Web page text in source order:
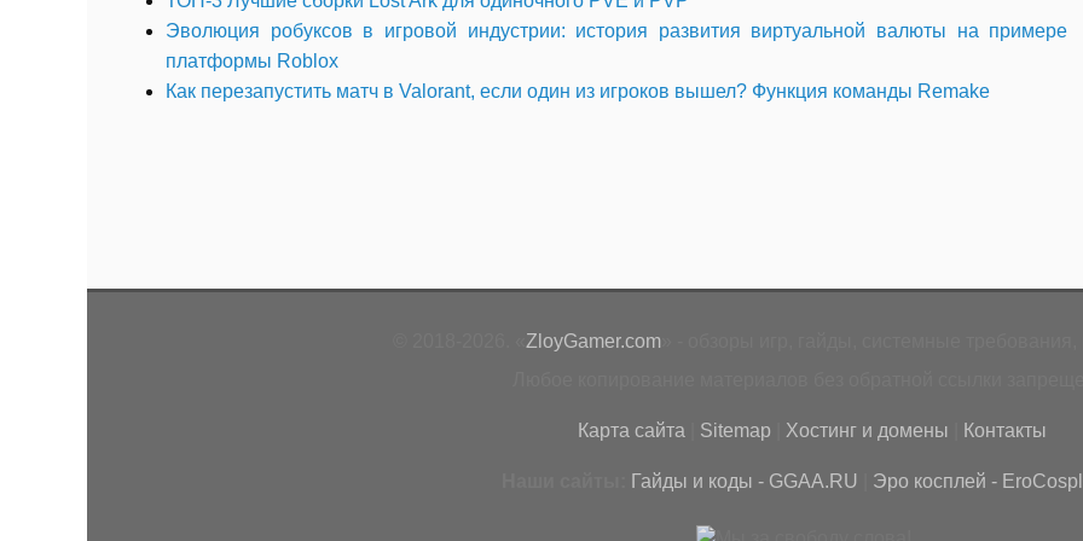
Эволюция робуксов в игровой индустрии: история развития виртуальной валюты на примере
платформы Roblox
Как перезапустить матч в Valorant, если один из игроков вышел? Функция команды Remake
ZloyGamer.com» - обзоры игр, гайды, системные требования,
Карта сайта Sitemap Хостинг и домены Контакты
Гайды и коды - GGAA.RU Эро косплей -